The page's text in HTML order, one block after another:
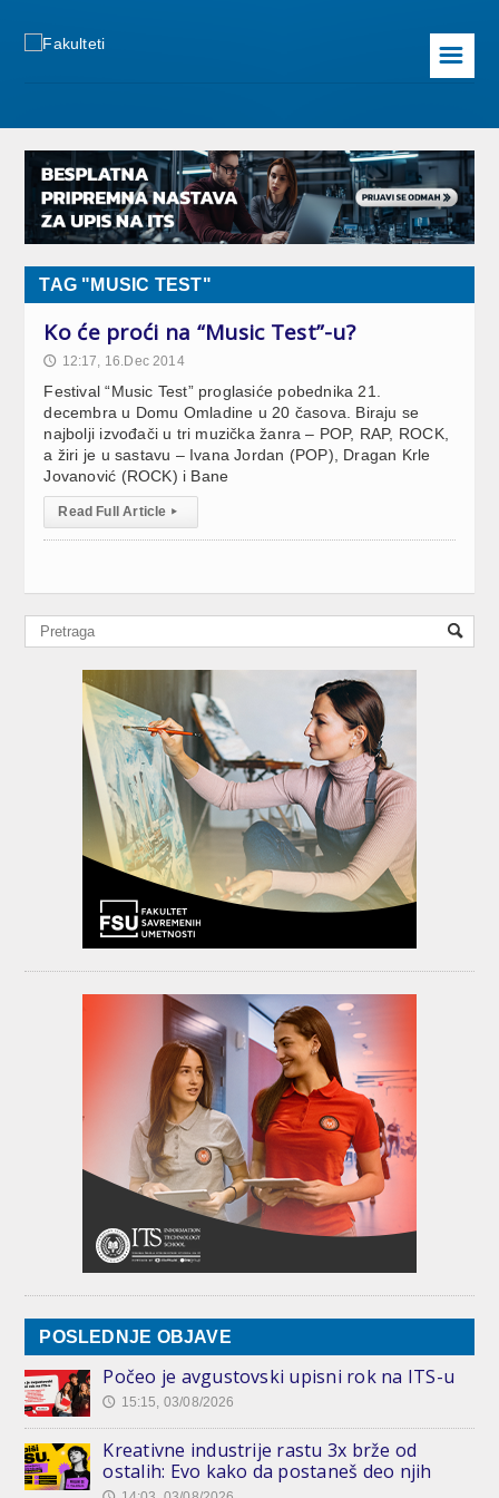
☰
TAG "MUSIC TEST"
Ko će proći na “Music Test”-u?
🕔 12:17, 16.Dec 2014
Festival “Music Test” proglasiće pobednika 21.
decembra u Domu Omladine u 20 časova. Biraju se
najbolji izvođači u tri muzička žanra – POP, RAP, ROCK,
a žiri je u sastavu – Ivana Jordan (POP), Dragan Krle
Jovanović (ROCK) i Bane
Read Full Article ▸
POSLEDNJE OBJAVE
Počeo je avgustovski upisni rok na ITS-u
🕔 15:15, 03/08/2026
Kreativne industrije rastu 3x brže od
ostalih: Evo kako da postaneš deo njih